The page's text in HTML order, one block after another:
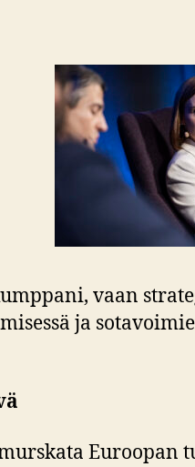
vaan
ja
Euroopan